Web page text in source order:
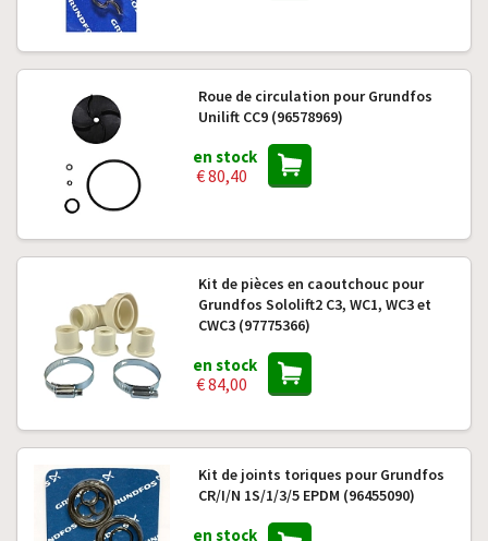
Roue de circulation pour Grundfos
Unilift CC9 (96578969)
en stock
€ 80,40
Kit de pièces en caoutchouc pour
Grundfos Sololift2 C3, WC1, WC3 et
CWC3 (97775366)
en stock
€ 84,00
Kit de joints toriques pour Grundfos
CR/I/N 1S/1/3/5 EPDM (96455090)
en stock